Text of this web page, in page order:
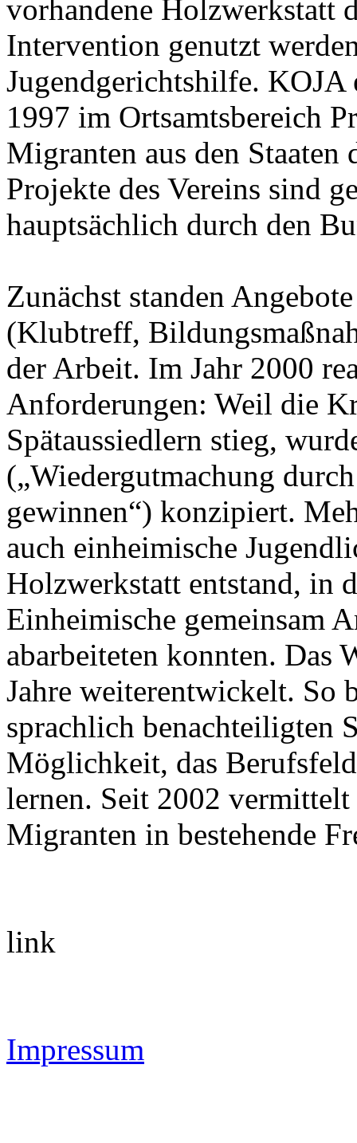
vorhandene Holzwerkstatt
Intervention genutzt
Jugendgerichtshilfe. KOJA
1997 im Ortsamtsbereich
Migranten aus den
Projekte des Vereins sind
hauptsächlich durch den
Zunächst standen
(Klubtreff,
der Arbeit. Im Jahr 2000
Anforderungen: Weil die
Spätaussiedlern stieg,
(„Wiedergutmachung
gewinnen“) konzipiert.
auch einheimische
Holzwerkstatt entstand, in
Einheimische gemeinsam
abarbeiteten konnten.
Jahre weiterentwickelt. So
sprachlich benachteiligten
Möglichkeit, das
lernen. Seit 2002
Migranten in bestehende
link
Impressum